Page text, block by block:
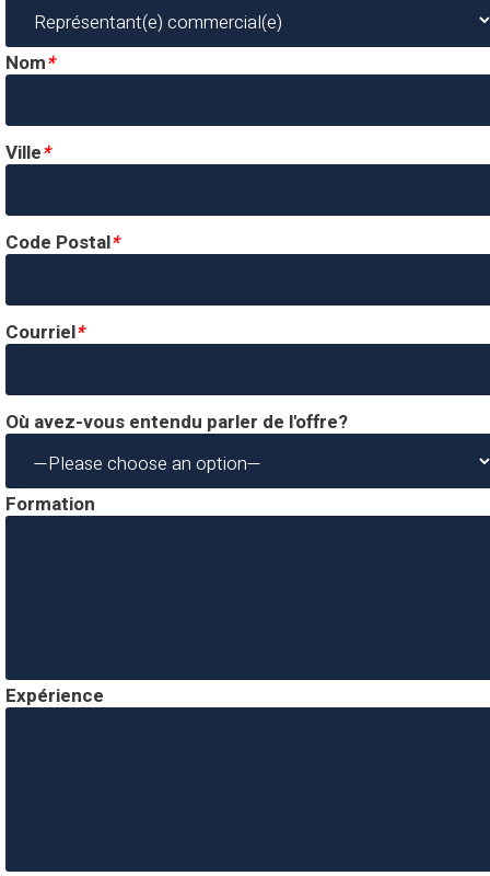
Nom*
Ville*
Code Postal*
Courriel*
Où avez-vous entendu parler de l'offre?
Formation
Expérience